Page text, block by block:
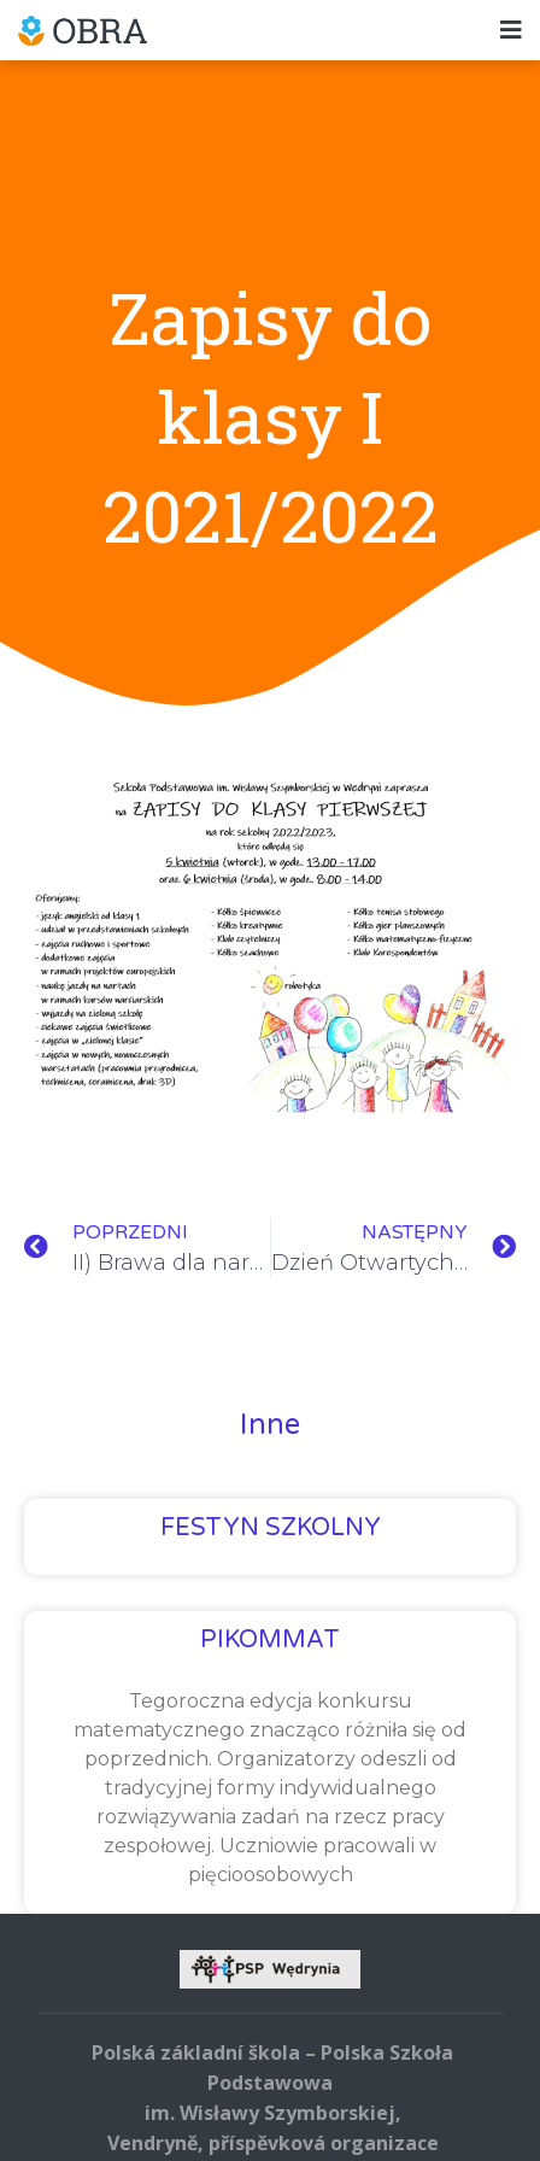
Zapisy do
klasy I
2021/2022
POPRZEDNI
II) Brawa dla narciarzy! Beskidzka Narta
NASTĘPNY
Dzień Otwartych Drzwi połączony z Warsztatami Wielkanocnymi
Inne
FESTYN SZKOLNY
PIKOMMAT
Tegoroczna edycja konkursu
matematycznego znacząco różniła się od
poprzednich. Organizatorzy odeszli od
tradycyjnej formy indywidualnego
rozwiązywania zadań na rzecz pracy
zespołowej. Uczniowie pracowali w
pięcioosobowych
Polská základní škola – Polska Szkoła
Podstawowa
im. Wisławy Szymborskiej,
Vendryně, příspěvková organizace